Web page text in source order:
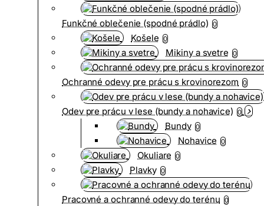
Funkčné oblečenie (spodné prádlo) 0
Košele 0
Mikiny a svetre 0
Ochranné odevy pre prácu s krovinorezom 0
Odev pre prácu v lese (bundy a nohavice) 0
Bundy 0
Nohavice 0
Okuliare 0
Plavky 0
Pracovné a ochranné odevy do terénu 0